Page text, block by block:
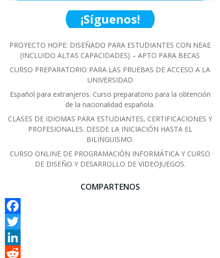
¡Síguenos!
PROYECTO HOPE: DISEÑADO PARA ESTUDIANTES CON NEAE
(INCLUIDO ALTAS CAPACIDADES) – APTO PARA BECAS
CURSO PREPARATORIO PARA LAS PRUEBAS DE ACCESO A LA
UNIVERSIDAD
Español para extranjeros. Curso preparatorio para la obtención
de la nacionalidad española.
CLASES DE IDIOMAS PARA ESTUDIANTES, CERTIFICACIONES Y
PROFESIONALES. DESDE LA INICIACIÓN HASTA EL
BILINGÜISMO.
CURSO ONLINE DE PROGRAMACIÓN INFORMÁTICA Y CURSO
DE DISEÑO Y DESARROLLO DE VIDEOJUEGOS.
COMPARTENOS